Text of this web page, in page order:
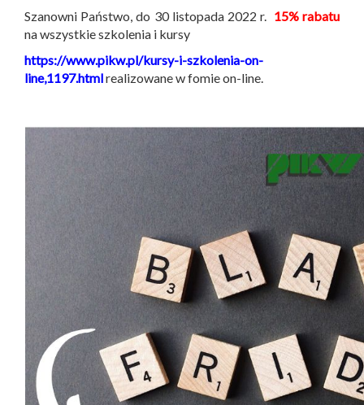
Szanowni Państwo, do 30 listopada 2022 r. 15% rabatu
na wszystkie szkolenia i kursy
https://www.pikw.pl/kursy-i-szkolenia-on-
line,1197.htmlrealizowane w fomie on-line.